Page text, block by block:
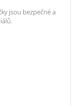
jsou bezpečné a